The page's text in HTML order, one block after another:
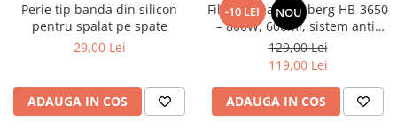
Perie tip banda din silicon
pentru spalat pe spate
29,00 Lei
ADAUGA IN COS
-10 LEI NOU
Filtru cafea Hausberg HB-3650
– 800W, 600ml, sistem anti-
picurare, negru
129,00 Lei
119,00 Lei
ADAUGA IN COS